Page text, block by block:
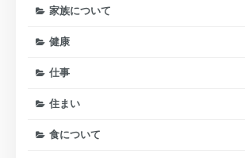
家族について
健康
仕事
住まい
食について